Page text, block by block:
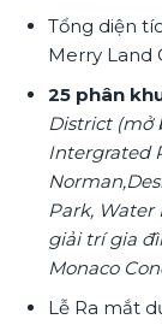
Tổng diện
Merry Land
25 phân
District (mở
Intergrated
Park, Water
giải trí gia
Monaco
Lễ Ra mắt